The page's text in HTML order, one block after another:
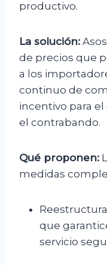
productivo.
La solución:
de precios que
a los
continuo de
incentivo para
el contrabando.
Qué proponen:
medidas
que
servicio